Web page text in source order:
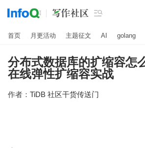

首页 月更活动 主题征文 AI golang
分布式数据库的扩缩容怎
在线弹性扩缩容实战
作者： TiDB 社区干货传送门